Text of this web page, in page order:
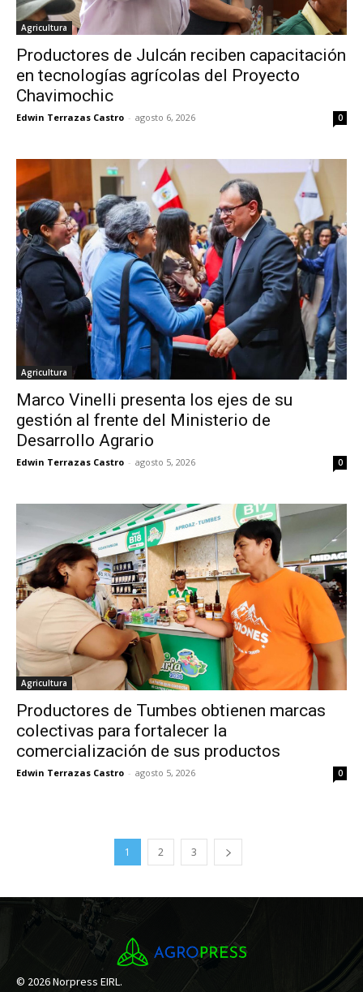
Agricultura
Productores de Julcán reciben capacitación
en tecnologías agrícolas del Proyecto
Chavimochic
Edwin Terrazas Castro - agosto 6, 2026 0
Agricultura
Marco Vinelli presenta los ejes de su
gestión al frente del Ministerio de
Desarrollo Agrario
Edwin Terrazas Castro - agosto 5, 2026 0
Agricultura
Productores de Tumbes obtienen marcas
colectivas para fortalecer la
comercialización de sus productos
Edwin Terrazas Castro - agosto 5, 2026 0
1 2 3
© 2026 Norpress EIRL.